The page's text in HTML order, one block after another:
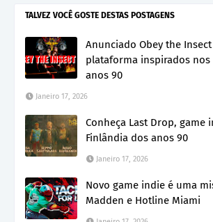
TALVEZ VOCÊ GOSTE DESTAS POSTAGENS
Anunciado Obey the Insect
plataforma inspirados nos
anos 90
Janeiro 17, 2026
Conheça Last Drop, game
Finlândia dos anos 90
Janeiro 17, 2026
Novo game indie é uma
Madden e Hotline Miami